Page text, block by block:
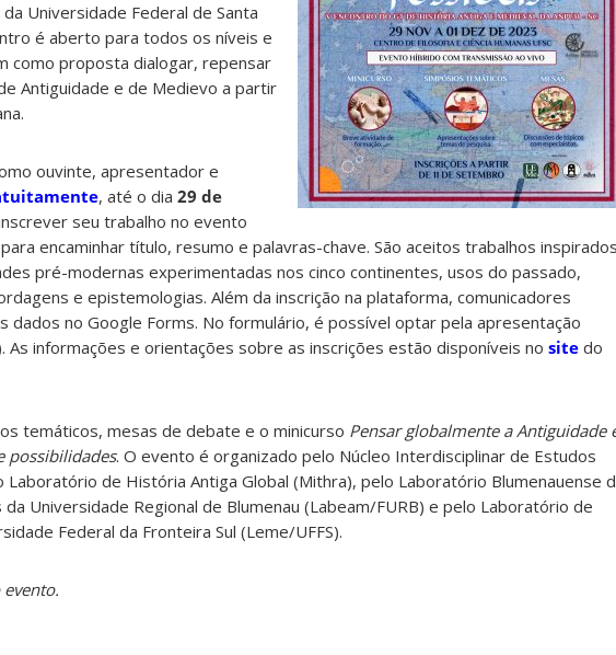
Universidade Federal de Santa
é aberto para todos os níveis e
como proposta dialogar, repensar
Antiguidade e de Medievo a partir
ouvinte, apresentador e
, até o dia 29 de
seu trabalho no evento
encaminhar título, resumo e palavras-chave. São aceitos trabalhos inspirados
pré-modernas experimentadas nos cinco continentes, usos do passado,
e epistemologias. Além da inscrição na plataforma, comunicadores
dados no Google Forms. No formulário, é possível optar pela apresentação
As informações e orientações sobre as inscrições estão disponíveis no site do
temáticos, mesas de debate e o minicurso Pensar globalmente a Antiguidade
possibilidades. O evento é organizado pelo Núcleo Interdisciplinar de Estudos
Laboratório de História Antiga Global (Mithra), pelo Laboratório Blumenauense
Universidade Regional de Blumenau (Labeam/FURB) e pelo Laboratório de
Federal da Fronteira Sul (Leme/UFFS).